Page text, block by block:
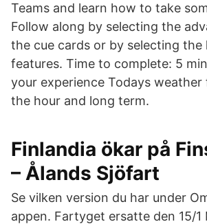
Teams and learn how to take
Follow along by selecting the
the cue cards or by selecting the
features. Time to complete: 5
your experience Todays
the hour and long term.
Finlandia ökar på
– Ålands Sjöfart
Se vilken version du har under
appen. Fartyget ersatte den 15/1